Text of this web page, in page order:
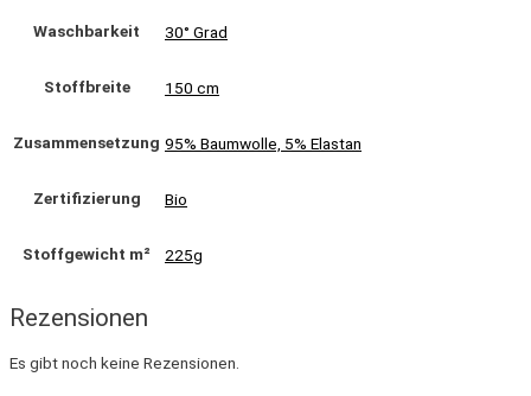
Waschbarkeit 30° Grad
Stoffbreite 150 cm
Zusammensetzung 95% Baumwolle, 5% Elastan
Zertifizierung Bio
Stoffgewicht m² 225g
Rezensionen
Es gibt noch keine Rezensionen.